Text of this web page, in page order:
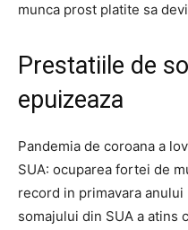
munca prost platite sa
Prestatiile de
epuizeaza
Pandemia de coroana a
SUA: ocuparea fortei de
record in primavara
somajului din SUA a atins